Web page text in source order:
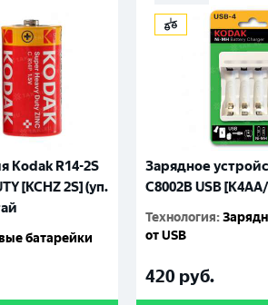
Kodak R14-2S
[KCHZ 2S] (уп.
батарейки
Зарядное
С8002B USB
Технология:
от USB
420 руб.